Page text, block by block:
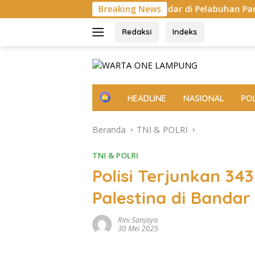
ke
Breaking News
San Juan Sandar di Pelabuhan Panjang, Pelindo
Redaksi Indeks
H
e
HEADLINE NASIONAL
Beranda TNI & POLRI
TNI & POLRI
Polisi Terjunkan
Palestina di
Rini Sanjaya
30 Mei 2025